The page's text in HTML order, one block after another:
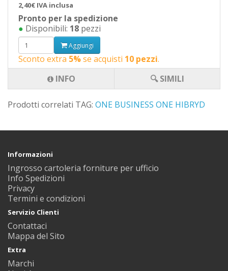
2,40€ IVA inclusa
Pronto per la spedizione
● Disponibili: 18 pezzi
Aggiungi
Sconto extra 5%se acquisti 10 pezzi.
INFO
🔍 SIMILI
Prodotti correlati TAG: ONE BUSINESS ONE HIBRYD
Informazioni
Ingrosso cartoleria forniture per ufficio
Info Spedizioni
Privacy
Termini e condizioni
Servizio Clienti
Contattaci
Mappa del Sito
Extra
Marchi